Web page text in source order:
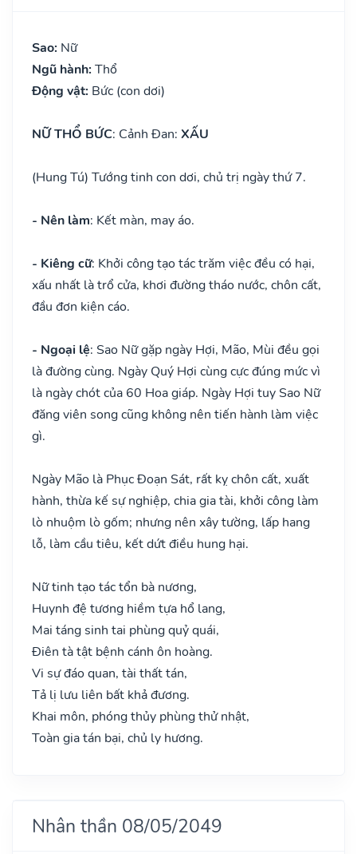
Sao: Nữ
Ngũ hành: Thổ
Động vật: Bức (con dơi)
NỮ THỔ BỨC: Cảnh Đan: XẤU
(Hung Tú) Tướng tinh con dơi, chủ trị ngày thứ 7.
- Nên làm: Kết màn, may áo.
- Kiêng cữ: Khởi công tạo tác trăm việc đều có hại,
xấu nhất là trổ cửa, khơi đường tháo nước, chôn cất,
đầu đơn kiện cáo.
- Ngoại lệ: Sao Nữ gặp ngày Hợi, Mão, Mùi đều gọi
là đường cùng. Ngày Quý Hợi cùng cực đúng mức vì
là ngày chót của 60 Hoa giáp. Ngày Hợi tuy Sao Nữ
đăng viên song cũng không nên tiến hành làm việc
gì.
Ngày Mão là Phục Đoạn Sát, rất kỵ chôn cất, xuất
hành, thừa kế sự nghiệp, chia gia tài, khởi công làm
lò nhuộm lò gốm; nhưng nên xây tường, lấp hang
lỗ, làm cầu tiêu, kết dứt điều hung hại.
Nữ tinh tạo tác tổn bà nương,
Huynh đệ tương hiềm tựa hổ lang,
Mai táng sinh tai phùng quỷ quái,
Điên tà tật bệnh cánh ôn hoàng.
Vi sự đáo quan, tài thất tán,
Tả lị lưu liên bất khả đương.
Khai môn, phóng thủy phùng thử nhật,
Toàn gia tán bại, chủ ly hương.
Nhân thần 08/05/2049